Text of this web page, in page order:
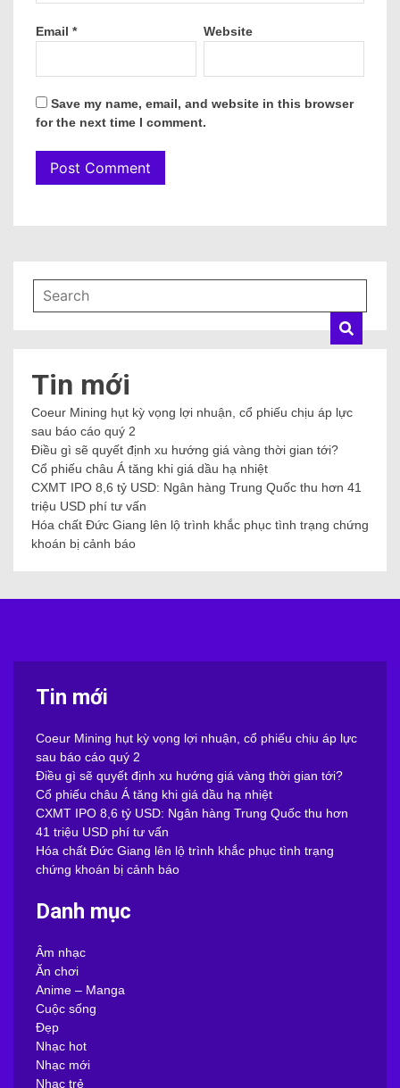
Email * Website
Save my name, email, and website in this browser
for the next time I comment.
Tin mới
Coeur Mining hụt kỳ vọng lợi nhuận, cổ phiếu chịu áp lực
sau báo cáo quý 2
Điều gì sẽ quyết định xu hướng giá vàng thời gian tới?
Cổ phiếu châu Á tăng khi giá dầu hạ nhiệt
CXMT IPO 8,6 tỷ USD: Ngân hàng Trung Quốc thu hơn 41
triệu USD phí tư vấn
Hóa chất Đức Giang lên lộ trình khắc phục tình trạng chứng
khoán bị cảnh báo
Tin mới
Coeur Mining hụt kỳ vọng lợi nhuận, cổ phiếu chịu áp lực
sau báo cáo quý 2
Điều gì sẽ quyết định xu hướng giá vàng thời gian tới?
Cổ phiếu châu Á tăng khi giá dầu hạ nhiệt
CXMT IPO 8,6 tỷ USD: Ngân hàng Trung Quốc thu hơn
41 triệu USD phí tư vấn
Hóa chất Đức Giang lên lộ trình khắc phục tình trạng
chứng khoán bị cảnh báo
Danh mục
Âm nhạc
Ăn chơi
Anime – Manga
Cuộc sống
Đẹp
Nhạc hot
Nhạc mới
Nhạc trẻ